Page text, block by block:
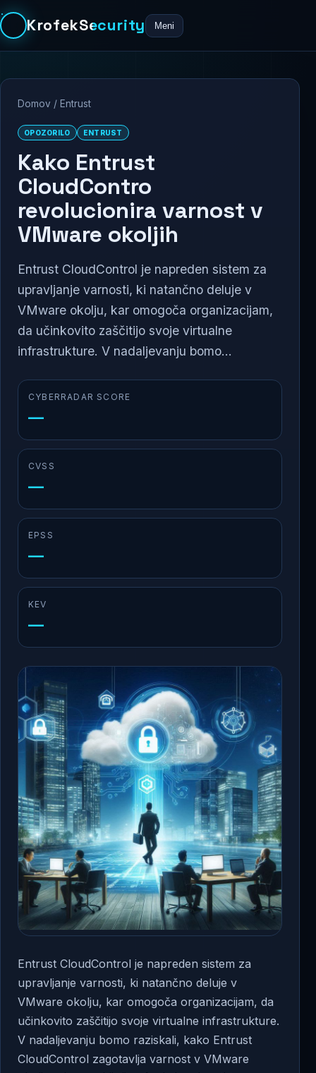
KrofekSecurity Meni
Domov / Entrust
OPOZORILO ENTRUST
Kako Entrust
CloudContro
revolucionira varnost v
VMware okoljih
Entrust CloudControl je napreden sistem za
upravljanje varnosti, ki natančno deluje v
VMware okolju, kar omogoča organizacijam,
da učinkovito zaščitijo svoje virtualne
infrastrukture. V nadaljevanju bomo...
CYBERRADAR SCORE
—
CVSS
—
EPSS
—
KEV
—
Entrust CloudControl je napreden sistem za
upravljanje varnosti, ki natančno deluje v
VMware okolju, kar omogoča organizacijam, da
učinkovito zaščitijo svoje virtualne infrastrukture.
V nadaljevanju bomo raziskali, kako Entrust
CloudControl zagotavlja varnost v VMware